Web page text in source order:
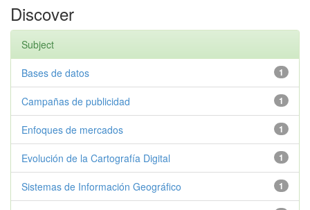
Discover
Subject
1
Bases de datos
1
Campañas de publicidad
1
Enfoques de mercados
1
Evolución de la Cartografía Digital
1
Sistemas de Información Geográfico